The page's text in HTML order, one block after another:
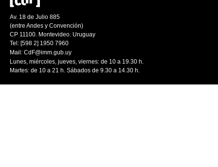
Av. 18 de Julio 885
(entre Andes y Convención)
CP 11100. Montevideo. Uruguay
Tel: [598 2] 1950 7960
Mail: CdF@imm.gub.uy
Lunes, miércoles, jueves, viernes: de 10 a 19.30 h.
Martes: de 10 a 21 h. Sábados de 9.30 a 14.30 h.